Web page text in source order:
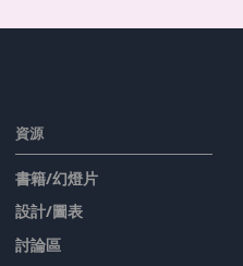
資源
書籍/幻燈片
設計/圖表
討論區